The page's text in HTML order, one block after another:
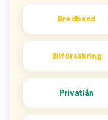
Bredband
Bilförsäkring
Privatlån